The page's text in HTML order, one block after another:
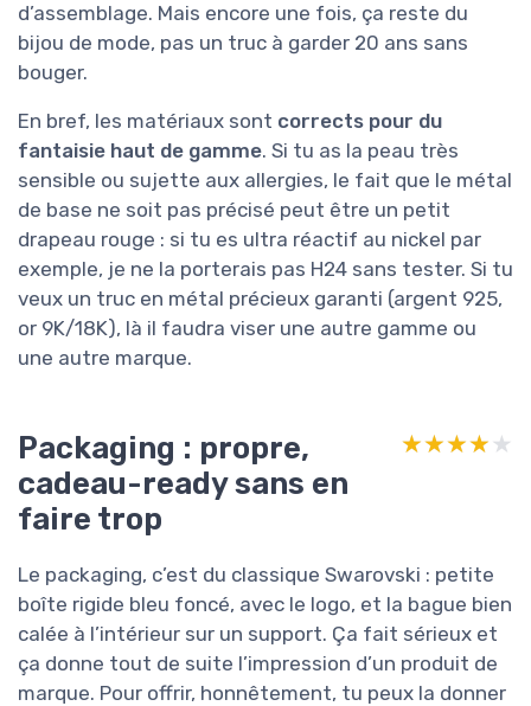
d’assemblage. Mais encore une fois, ça reste du
bijou de mode, pas un truc à garder 20 ans sans
bouger.
En bref, les matériaux sont corrects pour du
fantaisie haut de gamme. Si tu as la peau très
sensible ou sujette aux allergies, le fait que le métal
de base ne soit pas précisé peut être un petit
drapeau rouge : si tu es ultra réactif au nickel par
exemple, je ne la porterais pas H24 sans tester. Si tu
veux un truc en métal précieux garanti (argent 925,
or 9K/18K), là il faudra viser une autre gamme ou
une autre marque.
Packaging : propre,
cadeau-ready sans en
faire trop
★★★★★
★★★★★
Le packaging, c’est du classique Swarovski : petite
boîte rigide bleu foncé, avec le logo, et la bague bien
calée à l’intérieur sur un support. Ça fait sérieux et
ça donne tout de suite l’impression d’un produit de
marque. Pour offrir, honnêtement, tu peux la donner